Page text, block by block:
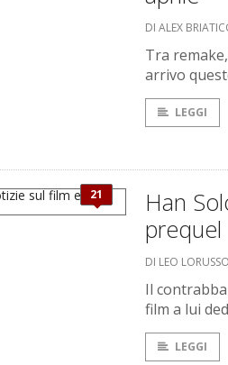
DI ALEX
Tra remake,
arrivo
LEGGI
21
Han
prequel
DI LEO LORUSSO
Il
film a lui
LEGGI